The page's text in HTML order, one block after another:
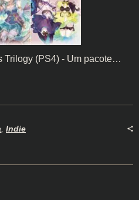
Trilogy (PS4) - Um pacote…
Indie